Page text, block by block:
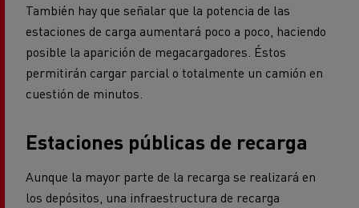
También hay que señalar que la potencia de las
estaciones de carga aumentará poco a poco, haciendo
posible la aparición de megacargadores. Éstos
permitirán cargar parcial o totalmente un camión en
cuestión de minutos.
Estaciones públicas de recarga
Aunque la mayor parte de la recarga se realizará en
los depósitos, una infraestructura de recarga